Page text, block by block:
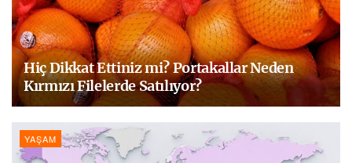
Hiç Dikkat Ettiniz mi? Portakallar Neden
Kırmızı Filelerde Satılıyor?
YAŞAM